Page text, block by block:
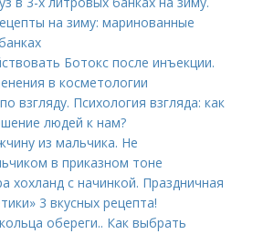
на зиму: маринованные
Ботокс после инъекции.
в косметологии
взгляду. Психология взгляда: как
людей к нам?
из мальчика. Не
в приказном тоне
хохланд с начинкой. Праздничная
3 вкусных рецепта!
обереги.. Как выбрать